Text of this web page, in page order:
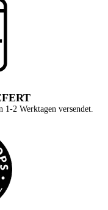
2 Werktagen versendet.